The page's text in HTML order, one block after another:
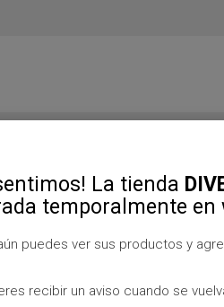
La tienda
temporalmente en
puedes ver sus productos y
recibir un aviso cuando se
aviso